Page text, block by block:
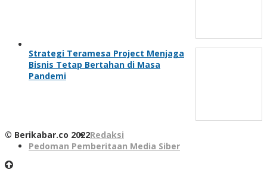
Strategi Teramesa Project Menjaga
Bisnis Tetap Bertahan di Masa
Pandemi
© Berikabar.co 2022Redaksi
Pedoman Pemberitaan Media Siber